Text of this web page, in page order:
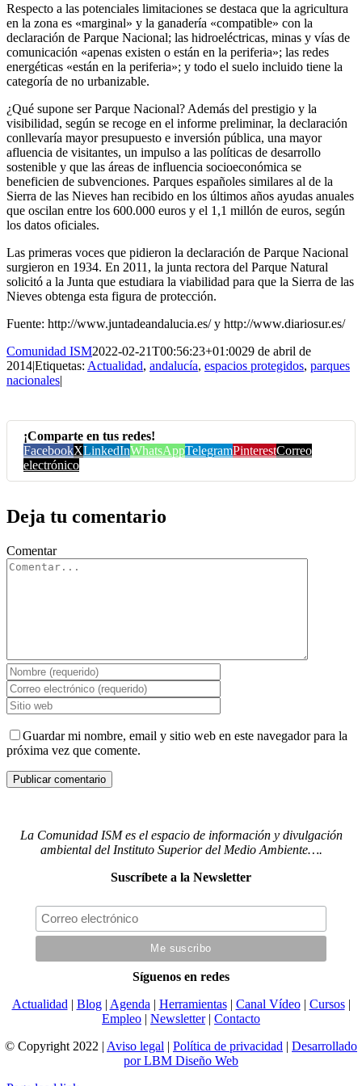
Respecto a las potenciales limitaciones se destaca que la agricultura
en la zona es «marginal» y la ganadería «compatible» con la
declaración de Parque Nacional; las hidroeléctricas, minas y vías de
comunicación «apenas existen o están en la periferia»; las redes
energéticas «están en la periferia»; y todo el suelo incluido tiene la
categoría de no urbanizable.
¿Qué supone ser Parque Nacional? Además del prestigio y la
visibilidad, según se recoge en el informe preliminar, la declaración
conllevaría mayor presupuesto e inversión pública, una mayor
afluencia de visitantes, un impulso a las políticas de desarrollo
sostenible y que las áreas de influencia socioeconómica se
beneficien de subvenciones. Parques españoles similares al de la
Sierra de las Nieves han recibido en los últimos años ayudas anuales
que oscilan entre los 600.000 euros y el 1,1 millón de euros, según
los datos oficiales.
Las primeras voces que pidieron la declaración de Parque Nacional
surgieron en 1934. En 2011, la junta rectora del Parque Natural
solicitó a la Junta que estudiara la viabilidad para que la Sierra de las
Nieves obtenga esta figura de protección.
Fuente: http://www.juntadeandalucia.es/ y http://www.diariosur.es/
Comunidad ISM2022-02-21T00:56:23+01:0029 de abril de
2014|Etiquetas: Actualidad, andalucía, espacios protegidos, parques
nacionales|
¡Comparte en tus redes!
FacebookXLinkedInWhatsAppTelegramPinterestCorreo
electrónico
Deja tu comentario
Comentar
Guardar mi nombre, email y sitio web en este navegador para la
próxima vez que comente.
La Comunidad ISM es el espacio de información y divulgación
ambiental del Instituto Superior del Medio Ambiente….
Suscríbete a la Newsletter
Síguenos en redes
Actualidad | Blog| Agenda | Herramientas| Canal Vídeo| Cursos|
Empleo | Newsletter| Contacto
© Copyright 2022 | Aviso legal | Política de privacidad | Desarrollado
por LBM Diseño Web